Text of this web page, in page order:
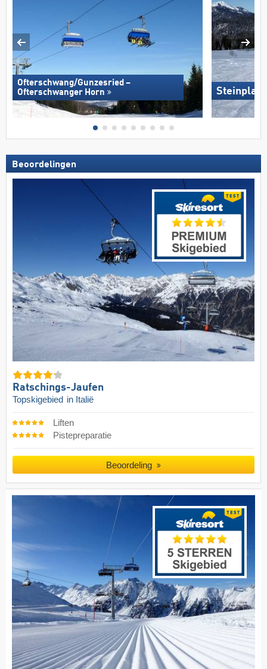
Ofterschwang/​Gunzesried –
Ofterschwanger Horn
Beoordelingen
Ratschings-Jaufen
Topskigebied in Italië
Liften
Pistepreparatie
Beoordeling